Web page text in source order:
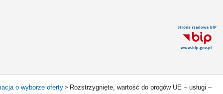
o wyborze oferty > Rozstrzygnięte, wartość do progów UE – usługi –